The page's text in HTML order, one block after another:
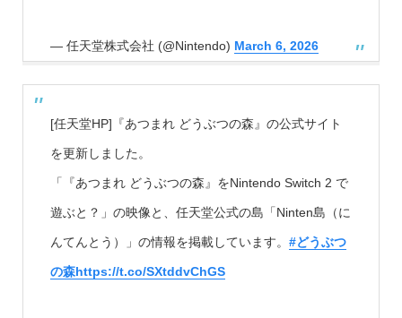
— 任天堂株式会社 (@Nintendo) March 6, 2026
[任天堂HP]『あつまれ どうぶつの森』の公式サイト
を更新しました。
「『あつまれ どうぶつの森』をNintendo Switch 2 で
遊ぶと？」の映像と、任天堂公式の島「Ninten島（に
んてんとう）」の情報を掲載しています。 #どうぶつ
の森https://t.co/SXtddvChGS